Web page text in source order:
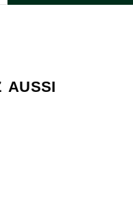
AUSSI